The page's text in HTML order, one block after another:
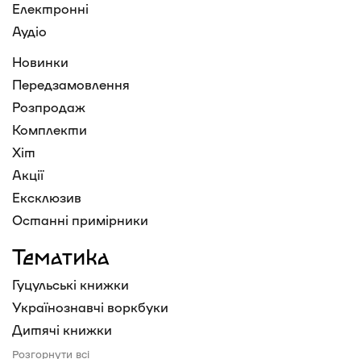
Електронні
Аудіо
Новинки
Передзамовлення
Розпродаж
Комплекти
Хіт
Акції
Ексклюзив
Останні примірники
Тематика
Гуцульські книжки
Українознавчі воркбуки
Дитячі книжки
Розгорнути всі